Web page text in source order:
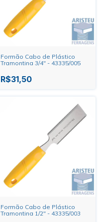
Formão Cabo de Plástico
Tramontina 3/4" - 43335/005
R$31,50
Formão Cabo de Plástico
Tramontina 1/2" - 43335/003